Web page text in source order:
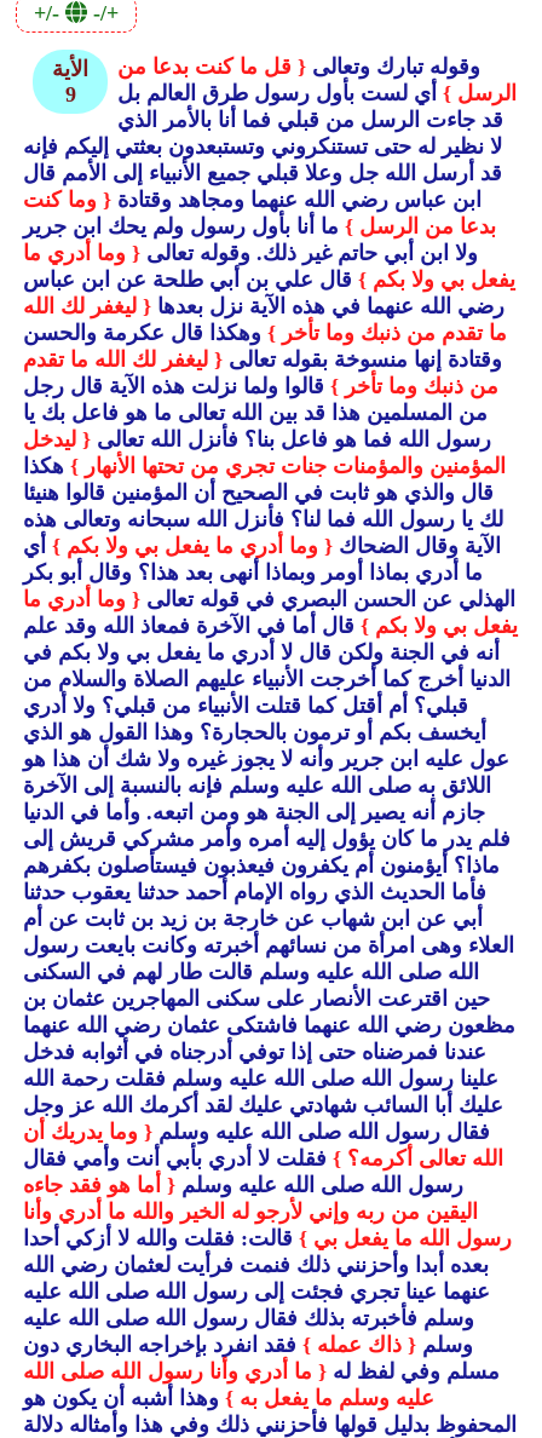
+/- -/+
الأية
9
وقوله تبارك وتعالى { قل ما كنت بدعا من
الرسل }أي لست بأول رسول طرق العالم بل
قد جاءت الرسل من قبلي فما أنا بالأمر الذي
لا نظير له حتى تستنكروني وتستبعدون بعثتي إليكم فإنه
قد أرسل الله جل وعلا قبلي جميع الأنبياء إلى الأمم قال
ابن عباس رضي الله عنهما ومجاهد وقتادة { وما كنت
بدعا من الرسل }ما أنا بأول رسول ولم يحك ابن جرير
ولا ابن أبي حاتم غير ذلك.وقوله تعالى { وما أدري ما
يفعل بي ولا بكم }قال علي بن أبي طلحة عن ابن عباس
رضي الله عنهما في هذه الآية نزل بعدها { ليغفر لك الله
ما تقدم من ذنبك وما تأخر }وهكذا قال عكرمة والحسن
وقتادة إنها منسوخة بقوله تعالى { ليغفر لك الله ما تقدم
من ذنبك وما تأخر }قالوا ولما نزلت هذه الآية قال رجل
من المسلمين هذا قد بين الله تعالى ما هو فاعل بك يا
رسول الله فما هو فاعل بنا؟ فأنزل الله تعالى { ليدخل
المؤمنين والمؤمنات جنات تجري من تحتها الأنهار }هكذا
قال والذي هو ثابت في الصحيح أن المؤمنين قالوا هنيئا
لك يا رسول الله فما لنا؟ فأنزل الله سبحانه وتعالى هذه
الآية وقال الضحاك { وما أدري ما يفعل بي ولا بكم }أي
ما أدري بماذا أومر وبماذا أنهى بعد هذا؟ وقال أبو بكر
الهذلي عن الحسن البصري في قوله تعالى { وما أدري ما
يفعل بي ولا بكم }قال أما في الآخرة فمعاذ الله وقد علم
أنه في الجنة ولكن قال لا أدري ما يفعل بي ولا بكم في
الدنيا أخرج كما أخرجت الأنبياء عليهم الصلاة والسلام من
قبلي؟ أم أقتل كما قتلت الأنبياء من قبلي؟ ولا أدري
أيخسف بكم أو ترمون بالحجارة؟ وهذا القول هو الذي
عول عليه ابن جرير وأنه لا يجوز غيره ولا شك أن هذا هو
اللائق به صلى الله عليه وسلم فإنه بالنسبة إلى الآخرة
جازم أنه يصير إلى الجنة هو ومن اتبعه.وأما في الدنيا
فلم يدر ما كان يؤول إليه أمره وأمر مشركي قريش إلى
ماذا؟ أيؤمنون أم يكفرون فيعذبون فيستأصلون بكفرهم
فأما الحديث الذي رواه الإمام أحمد حدثنا يعقوب حدثنا
أبي عن ابن شهاب عن خارجة بن زيد بن ثابت عن أم
العلاء وهى امرأة من نسائهم أخبرته وكانت بايعت رسول
الله صلى الله عليه وسلم قالت طار لهم في السكنى
حين اقترعت الأنصار على سكنى المهاجرين عثمان بن
مظعون رضي الله عنهما فاشتكى عثمان رضي الله عنهما
عندنا فمرضناه حتى إذا توفي أدرجناه في أثوابه فدخل
علينا رسول الله صلى الله عليه وسلم فقلت رحمة الله
عليك أبا السائب شهادتي عليك لقد أكرمك الله عز وجل
فقال رسول الله صلى الله عليه وسلم { وما يدريك أن
الله تعالى أكرمه؟ }فقلت لا أدري بأبي أنت وأمي فقال
رسول الله صلى الله عليه وسلم { أما هو فقد جاءه
اليقين من ربه وإني لأرجو له الخير والله ما أدري وأنا
رسول الله ما يفعل بي }قالت: فقلت والله لا أزكي أحدا
بعده أبدا وأحزنني ذلك فنمت فرأيت لعثمان رضي الله
عنهما عينا تجري فجئت إلى رسول الله صلى الله عليه
وسلم فأخبرته بذلك فقال رسول الله صلى الله عليه
وسلم { ذاك عمله }فقد انفرد بإخراجه البخاري دون
مسلم وفي لفظ له { ما أدري وأنا رسول الله صلى الله
عليه وسلم ما يفعل به }وهذا أشبه أن يكون هو
المحفوظ بدليل قولها فأحزنني ذلك وفي هذا وأمثاله دلالة